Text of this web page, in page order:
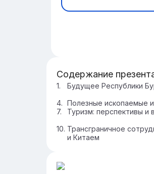
Содержание
Будущее Республики
Полезные ископаемые
Туризм: перспективы и
Трансграничное
и Китаем